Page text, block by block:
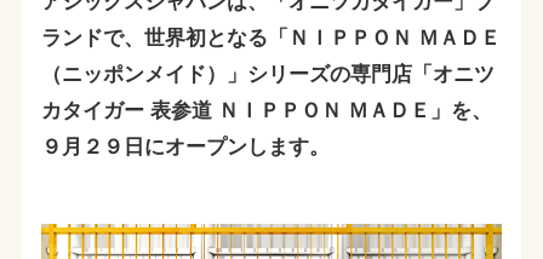
ランドで、世界初となる「ＮＩＰＰＯＮ ＭＡＤＥ
（ニッポンメイド）」シリーズの専門店「オニツ
カタイガー 表参道 ＮＩＰＰＯＮ ＭＡＤＥ」を、
９月２９日にオープンします。